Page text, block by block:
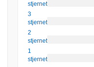
stjernet
3
stjernet
2
stjernet
1
stjernet